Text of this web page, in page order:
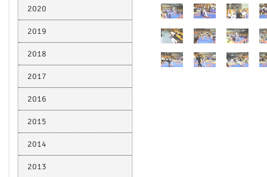
2020
2019
2018
2017
2016
2015
2014
2013